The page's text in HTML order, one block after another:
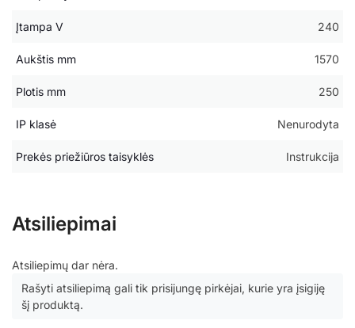
Įtampa V 240
Aukštis mm 1570
Plotis mm 250
IP klasė Nenurodyta
Prekės priežiūros taisyklės Instrukcija
Atsiliepimai
Atsiliepimų dar nėra.
Rašyti atsiliepimą gali tik prisijungę pirkėjai, kurie yra įsigiję
šį produktą.